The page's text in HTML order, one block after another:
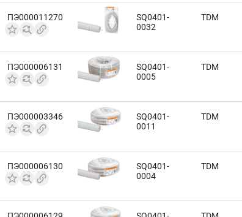
ПЭ000011270
SQ0401-
0032
TDM
ПЭ000006131
SQ0401-
0005
TDM
ПЭ000003346
SQ0401-
0011
TDM
ПЭ000006130
SQ0401-
0004
TDM